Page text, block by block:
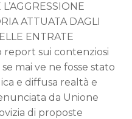
ATTUATA DAGLI
ENTRATE
sui contenziosi
mai ve ne fosse stato
e diffusa realtà e
da Unione
di proposte